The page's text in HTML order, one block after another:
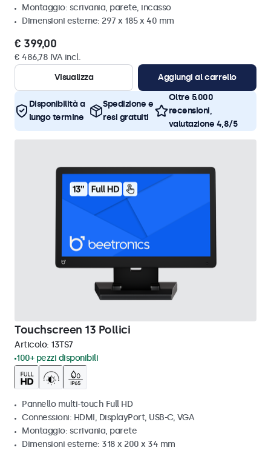
Montaggio: scrivania, parete, incasso
Dimensioni esterne: 297 x 185 x 40 mm
€ 399,00
€ 486,78 IVA incl.
Visualizza
Aggiungi al carrello
Disponibilità a
lungo termine
Spedizione e
resi gratuiti
Oltre 5.000
recensioni,
valutazione 4,8/5
Touchscreen 13 Pollici
Articolo: 13TS7
100+ pezzi disponibili
Pannello multi-touch Full HD
Connessioni: HDMI, DisplayPort, USB-C, VGA
Montaggio: scrivania, parete
Dimensioni esterne: 318 x 200 x 34 mm